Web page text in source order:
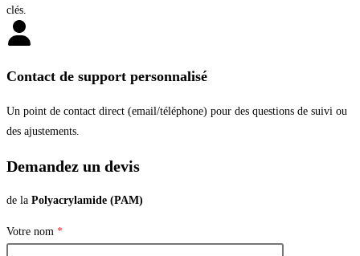
clés.
Contact de support personnalisé
Un point de contact direct (email/téléphone) pour des questions de suivi ou
des ajustements.
Demandez un devis
de la Polyacrylamide (PAM)
Votre nom *